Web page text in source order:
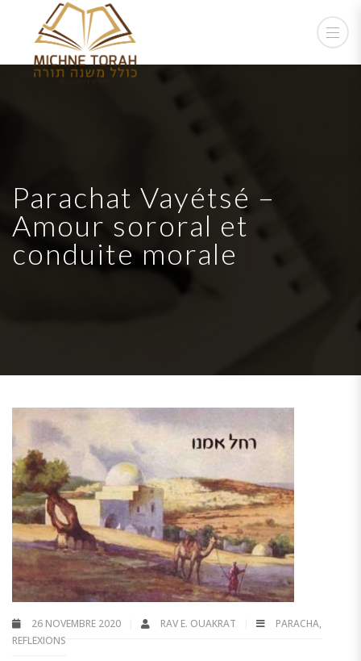
Parachat Vayétsé –
Amour sororal et
conduite morale
26 NOVEMBRE 2020 RAV E. OUAKRAT PARACHA,
REFLEXIONS